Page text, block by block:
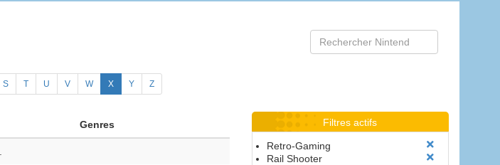
S T U V W X Y Z
Genres Filtres actifs
Retro-Gaming
Rail Shooter